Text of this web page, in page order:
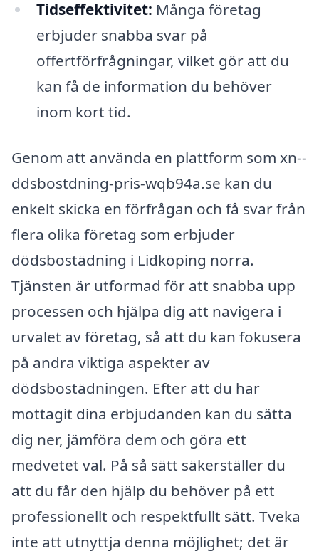
Tidseffektivitet: Många företag
erbjuder snabba svar på
offertförfrågningar, vilket gör att du
kan få de information du behöver
inom kort tid.
Genom att använda en plattform som xn--
ddsbostdning-pris-wqb94a.se kan du
enkelt skicka en förfrågan och få svar från
flera olika företag som erbjuder
dödsbostädning i Lidköping norra.
Tjänsten är utformad för att snabba upp
processen och hjälpa dig att navigera i
urvalet av företag, så att du kan fokusera
på andra viktiga aspekter av
dödsbostädningen. Efter att du har
mottagit dina erbjudanden kan du sätta
dig ner, jämföra dem och göra ett
medvetet val. På så sätt säkerställer du
att du får den hjälp du behöver på ett
professionellt och respektfullt sätt. Tveka
inte att utnyttja denna möjlighet; det är